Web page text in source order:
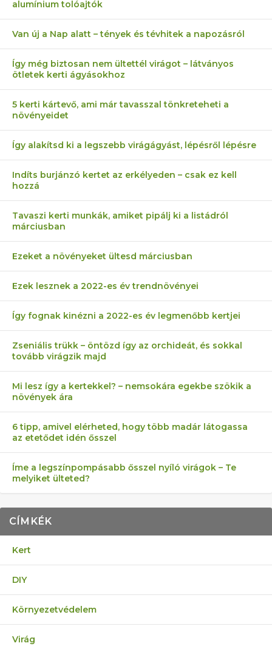
alumínium tolóajtók
Van új a Nap alatt – tények és tévhitek a napozásról
Így még biztosan nem ültettél virágot – látványos
ötletek kerti ágyásokhoz
5 kerti kártevő, ami már tavasszal tönkreteheti a
növényeidet
Így alakítsd ki a legszebb virágágyást, lépésről lépésre
Indíts burjánzó kertet az erkélyeden – csak ez kell
hozzá
Tavaszi kerti munkák, amiket pipálj ki a listádról
márciusban
Ezeket a növényeket ültesd márciusban
Ezek lesznek a 2022-es év trendnövényei
Így fognak kinézni a 2022-es év legmenőbb kertjei
Zseniális trükk – öntözd így az orchideát, és sokkal
tovább virágzik majd
Mi lesz így a kertekkel? – nemsokára egekbe szökik a
növények ára
6 tipp, amivel elérheted, hogy több madár látogassa
az etetődet idén ősszel
Íme a legszínpompásabb ősszel nyíló virágok – Te
melyiket ülteted?
CÍMKÉK
Kert
DIY
Környezetvédelem
Virág